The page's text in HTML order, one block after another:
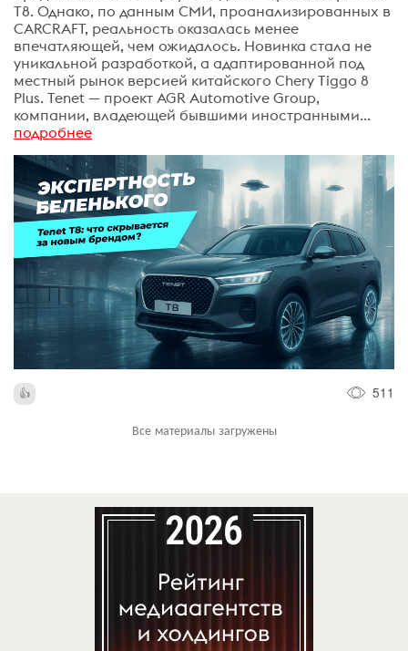
T8. Однако, по данным СМИ, проанализированных в
CARCRAFT, реальность оказалась менее
впечатляющей, чем ожидалось. Новинка стала не
уникальной разработкой, а адаптированной под
местный рынок версией китайского Chery Tiggo 8
Plus. Tenet — проект AGR Automotive Group,
компании, владеющей бывшими иностранными...
подробнее
511
Все материалы загружены